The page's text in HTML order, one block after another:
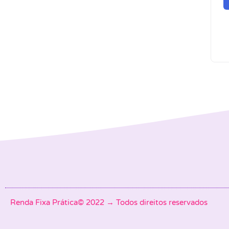
Renda Fixa Prática© 2022 → Todos direitos reservados